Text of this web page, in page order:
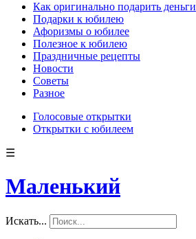
Как оригинально подарить деньги
Подарки к юбилею
Афоризмы о юбилее
Полезное к юбилею
Праздничные рецепты
Новости
Советы
Разное
Голосовые открытки
Открытки с юбилеем
☰
Маленький
Искать...